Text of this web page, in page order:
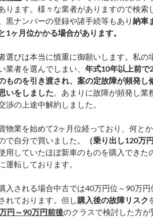
ります。様々な業者がありますので検索
黒ナンバーの登録や諸手続等もあり 納車
1ヶ月位かかる場合があります。
選びは本当に慎重に御願いします。私の
業者を選んでしまい、 年式10年以上前で
ものを引き渡され、案の定故障が頻発し
いをしました。あまりに故障が頻発し業
渉の上途中解約しました。
物業を始めて2ヶ月位経っており、何と
で自分で買いました。
（乗り出し120万
用していたほぼ新車のものを購入できた
運転しております。
入される場合中古では40万円位～90万円
れております。但し購入後の故障リスク
円～90万円前後のクラスで検討した方が